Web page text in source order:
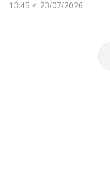
13:45 23/07/2026